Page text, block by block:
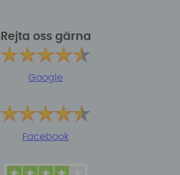
Rejta oss gärna
Google
Facebook